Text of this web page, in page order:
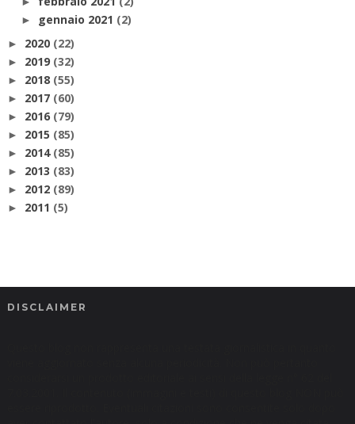
► gennaio 2021 (2)
► 2020 (22)
► 2019 (32)
► 2018 (55)
► 2017 (60)
► 2016 (79)
► 2015 (85)
► 2014 (85)
► 2013 (83)
► 2012 (89)
► 2011 (5)
DISCLAIMER